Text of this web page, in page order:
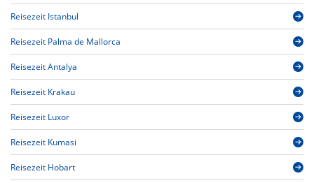
Reisezeit Istanbul
Reisezeit Palma de Mallorca
Reisezeit Antalya
Reisezeit Krakau
Reisezeit Luxor
Reisezeit Kumasi
Reisezeit Hobart